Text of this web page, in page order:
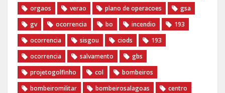
orgaos
verao plano de operacoes
gsa
gv
ocorrencia bo incendio
193
ocorrencia
sisgou ciods
193
ocorrencia
salvamento
gbs
projetogolfinho
col
bombeiros
bombeiromilitar
bombeirosalagoas
centro